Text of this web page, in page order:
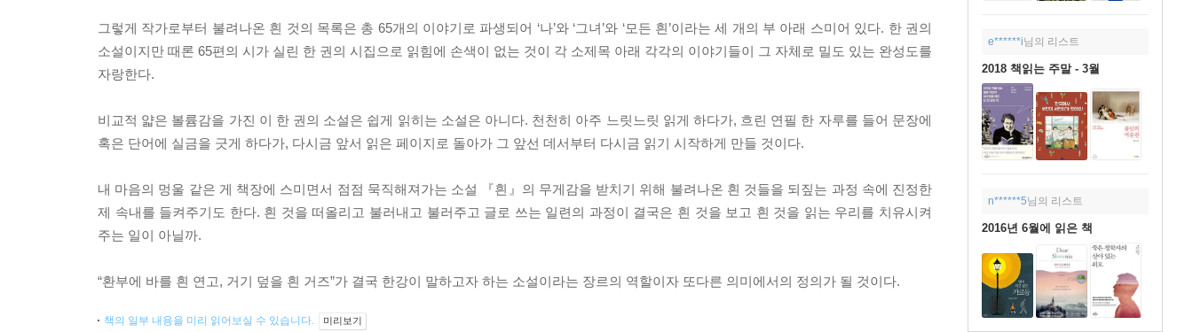
e******i님의 리스트
2018 책읽는 주말 - 3월
n******5님의 리스트
2016년 6월에 읽은 책
그렇게 작가로부터 불려나온 흰 것의 목록은 총 65개의 이야기로 파생되어 ‘나’와 ‘그녀’와 ‘모든 흰’이라는 세 개의 부 아래 스미어 있다. 한 권의
소설이지만 때론 65편의 시가 실린 한 권의 시집으로 읽힘에 손색이 없는 것이 각 소제목 아래 각각의 이야기들이 그 자체로 밀도 있는 완성도를
자랑한다.
비교적 얇은 볼륨감을 가진 이 한 권의 소설은 쉽게 읽히는 소설은 아니다. 천천히 아주 느릿느릿 읽게 하다가, 흐린 연필 한 자루를 들어 문장에
혹은 단어에 실금을 긋게 하다가, 다시금 앞서 읽은 페이지로 돌아가 그 앞선 데서부터 다시금 읽기 시작하게 만들 것이다.
내 마음의 멍울 같은 게 책장에 스미면서 점점 묵직해져가는 소설 『흰』의 무게감을 받치기 위해 불려나온 흰 것들을 되짚는 과정 속에 진정한
제 속내를 들켜주기도 한다. 흰 것을 떠올리고 불러내고 불러주고 글로 쓰는 일련의 과정이 결국은 흰 것을 보고 흰 것을 읽는 우리를 치유시켜
주는 일이 아닐까.
“환부에 바를 흰 연고, 거기 덮을 흰 거즈”가 결국 한강이 말하고자 하는 소설이라는 장르의 역할이자 또다른 의미에서의 정의가 될 것이다.
책의 일부 내용을 미리 읽어보실 수 있습니다. 미리보기